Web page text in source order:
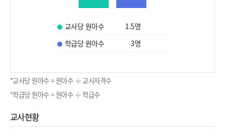
교사당 원아수 1.5명
학급당 원아수
3명
*교사당 원아수 = 원아수 ÷ 교사자격수
*학급당 원아수 = 원아수 ÷ 학급수
교사현황